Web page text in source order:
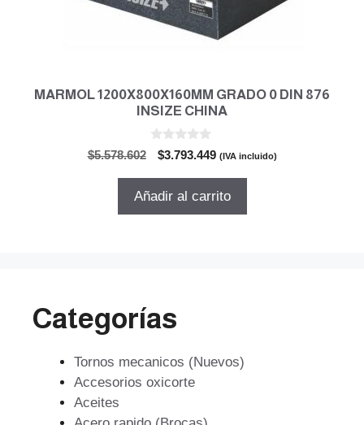
MARMOL 1200X800X160MM GRADO 0 DIN 876
INSIZE CHINA
$5.578.602
El
original
$3.793.449El
actual
(IVA incluido)
Añadir al carrito
Categorías
Tornos mecanicos (Nuevos)
Accesorios oxicorte
Aceites